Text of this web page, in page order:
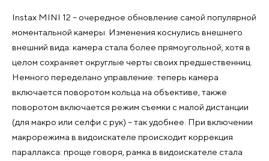
Instax MINI 12 – очередное обновление самой популярной
моментальной камеры. Изменения коснулись внешнего
внешний вида: камера стала более прямоугольной, хотя в
целом сохраняет округлые черты своих предшественниц.
Немного переделано управление: теперь камера
включается поворотом кольца на объективе, также
поворотом включается режим съемки с малой дистанции
(для макро или селфи с рук) – так удобнее. При включении
макрорежима в видоискателе происходит коррекция
параллакса: проще говоря, рамка в видоискателе стала